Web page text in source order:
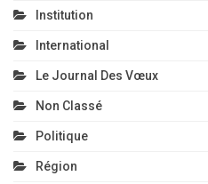
Institution
International
Le Journal Des Vœux
Non Classé
Politique
Région